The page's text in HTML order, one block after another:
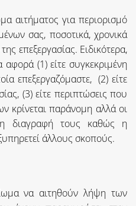
αιτήματος για περιορισμό
σας, ποσοτικά, χρονικά
επεξεργασίας. Ειδικότερα,
(1) είτε συγκεκριμένη
επεξεργαζόμαστε, (2) είτε
(3) είτε περιπτώσεις που
κρίνεται παράνομη αλλά οι
διαγραφή τους καθώς η
άλλους σκοπούς.
να αιτηθούν λήψη των